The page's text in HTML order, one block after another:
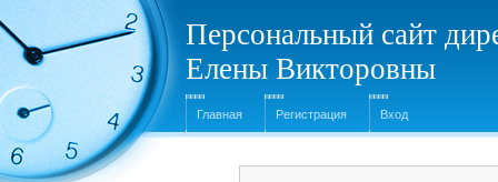
Персональный сайт
Елены Викторовны
Главная Регистрация Вход